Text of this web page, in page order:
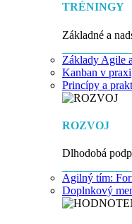
TRÉNINGY
Základné a
Základy Agile
Kanban v praxi
Princípy a
ROZVOJ
Dlhodobá
Agilný tím:
Doplnkový